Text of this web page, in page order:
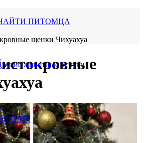
ПИТОМЦА
животные Услуги
щенки Чихуахуа